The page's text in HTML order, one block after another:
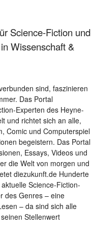
Science-Fiction und
Wissenschaft &
sind, faszinieren
Das Portal
Experten des Heyne-
und richtet sich an alle,
Comic und Computerspiel
begeistern. Das Portal
Essays, Videos und
die Welt von morgen und
diezukunft.de Hunderte
Science-Fiction-
des Genres – eine
– da sind sich alle
Stellenwert